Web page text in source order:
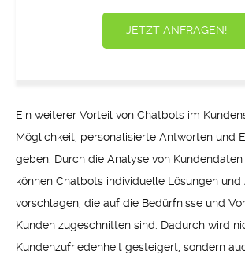
JETZT ANFRAGEN!
Ein weiterer Vorteil von Chatbots im
Möglichkeit, personalisierte Antworten und
geben. Durch die Analyse von
können Chatbots individuelle Lösungen
vorschlagen, die auf die Bedürfnisse und
Kunden zugeschnitten sind. Dadurch wird
Kundenzufriedenheit gesteigert, sondern